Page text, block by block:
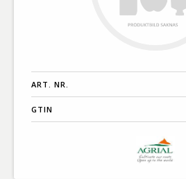
ART. NR.
GTIN